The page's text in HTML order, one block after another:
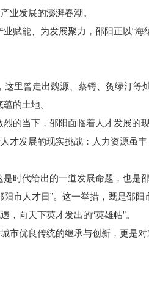
业发展的澎湃春潮。
能、为发展聚力，邵阳正以“海
曾走出魏源、蔡锷、贺绿汀等
的土地。
当下，邵阳面临着人才发展的现
发展的现实挑战：人力资源虽
代给出的一道发展命题，也是邵
人才日”。这一举措，既是邵阳
，向天下英才发出的“英雄帖”。
优良传统的继承与创新，更是